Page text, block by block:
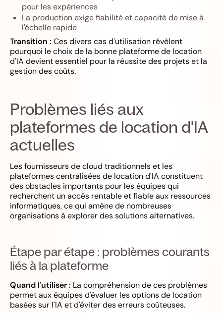
pour les expériences
La production exige fiabilité et capacité de mise à
l'échelle rapide
Transition : Ces divers cas d'utilisation révèlent
pourquoi le choix de la bonne plateforme de location
d'IA devient essentiel pour la réussite des projets et la
gestion des coûts.
Problèmes liés aux
plateformes de location d'IA
actuelles
Les fournisseurs de cloud traditionnels et les
plateformes centralisées de location d'IA constituent
des obstacles importants pour les équipes qui
recherchent un accès rentable et fiable aux ressources
informatiques, ce qui amène de nombreuses
organisations à explorer des solutions alternatives.
Étape par étape : problèmes courants
liés à la plateforme
Quand l'utiliser : La compréhension de ces problèmes
permet aux équipes d'évaluer les options de location
basées sur l'IA et d'éviter des erreurs coûteuses.